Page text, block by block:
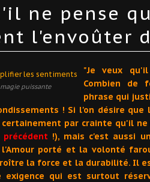
ne pense
l'envoûter
puissante
"Je veux
Combien de
phrase qui
! Si l'on désire
certainement par crainte qu'il
!), mais c'est aussi
porté et la volonté
la force et la durabilité. Il
exigence qui est surtout